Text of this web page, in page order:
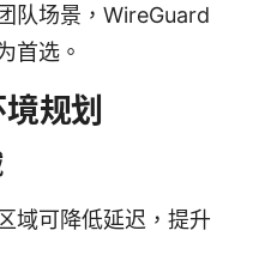
队场景，WireGuard
首选。
规划
域可降低延迟，提升